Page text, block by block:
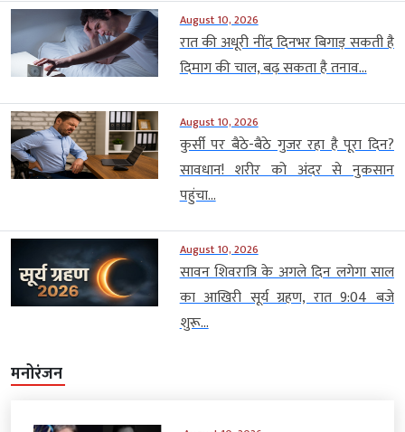
August 10, 2026
रात की अधूरी नींद दिनभर बिगाड़ सकती है
दिमाग की चाल, बढ़ सकता है तनाव...
August 10, 2026
कुर्सी पर बैठे-बैठे गुजर रहा है पूरा दिन?
सावधान! शरीर को अंदर से नुकसान
पहुंचा...
August 10, 2026
सावन शिवरात्रि के अगले दिन लगेगा साल
का आखिरी सूर्य ग्रहण, रात 9:04 बजे
शुरू...
मनोरंजन